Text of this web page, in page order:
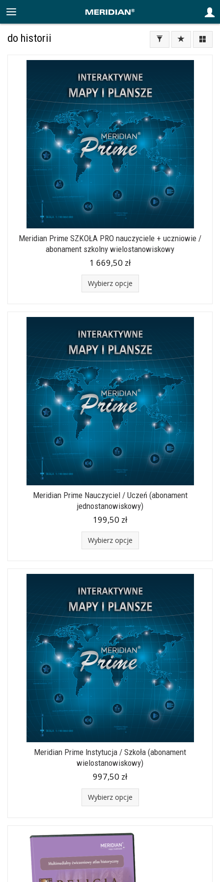
do historii
Meridian Prime SZKOŁA PRO nauczyciele + uczniowie /
abonament szkolny wielostanowiskowy
1 669,50 zł
Wybierz opcje
Meridian Prime Nauczyciel / Uczeń (abonament
jednostanowiskowy)
199,50 zł
Wybierz opcje
Meridian Prime Instytucja / Szkoła (abonament
wielostanowiskowy)
997,50 zł
Wybierz opcje